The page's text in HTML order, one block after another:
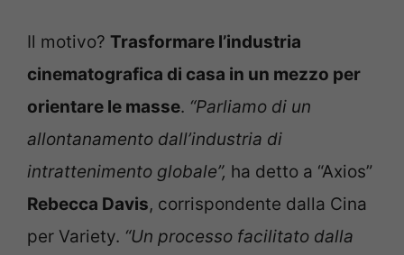
Il motivo? Trasformare l’industria
cinematografica di casa in un mezzo per
orientare le masse. “Parliamo di un
allontanamento dall’industria di
intrattenimento globale”, ha detto a “Axios”
Rebecca Davis, corrispondente dalla Cina
per Variety. “Un processo facilitato dalla